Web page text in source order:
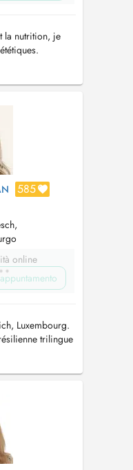
la nutrition, je
ou prise de
Troubles du
ou d...
585
online
Luxembourg.
trilingue
à la CNS,
à la